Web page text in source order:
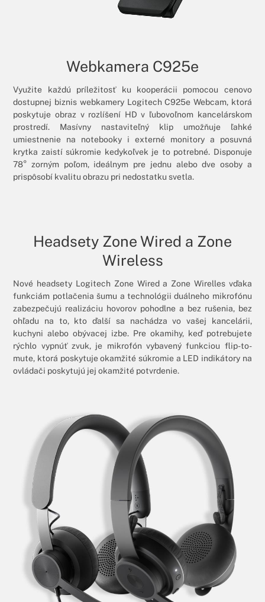
Webkamera C925e
Využite každú príležitosť ku kooperácii pomocou cenovo
dostupnej biznis webkamery Logitech C925e Webcam, ktorá
poskytuje obraz v rozlíšení HD v ľubovoľnom kancelárskom
prostredí. Masívny nastaviteľný klip umožňuje ľahké
umiestnenie na notebooky i externé monitory a posuvná
krytka zaistí súkromie kedykoľvek je to potrebné. Disponuje
78° zorným poľom, ideálnym pre jednu alebo dve osoby a
prispôsobí kvalitu obrazu pri nedostatku svetla.
Headsety Zone Wired a Zone
Wireless
Nové headsety Logitech Zone Wired a Zone Wirelles vďaka
funkciám potlačenia šumu a technológii duálneho mikrofónu
zabezpečujú realizáciu hovorov pohodlne a bez rušenia, bez
ohľadu na to, kto ďalší sa nachádza vo vašej kancelárii,
kuchyni alebo obývacej izbe. Pre okamihy, keď potrebujete
rýchlo vypnúť zvuk, je mikrofón vybavený funkciou flip-to-
mute, ktorá poskytuje okamžité súkromie a LED indikátory na
ovládači poskytujú jej okamžité potvrdenie.